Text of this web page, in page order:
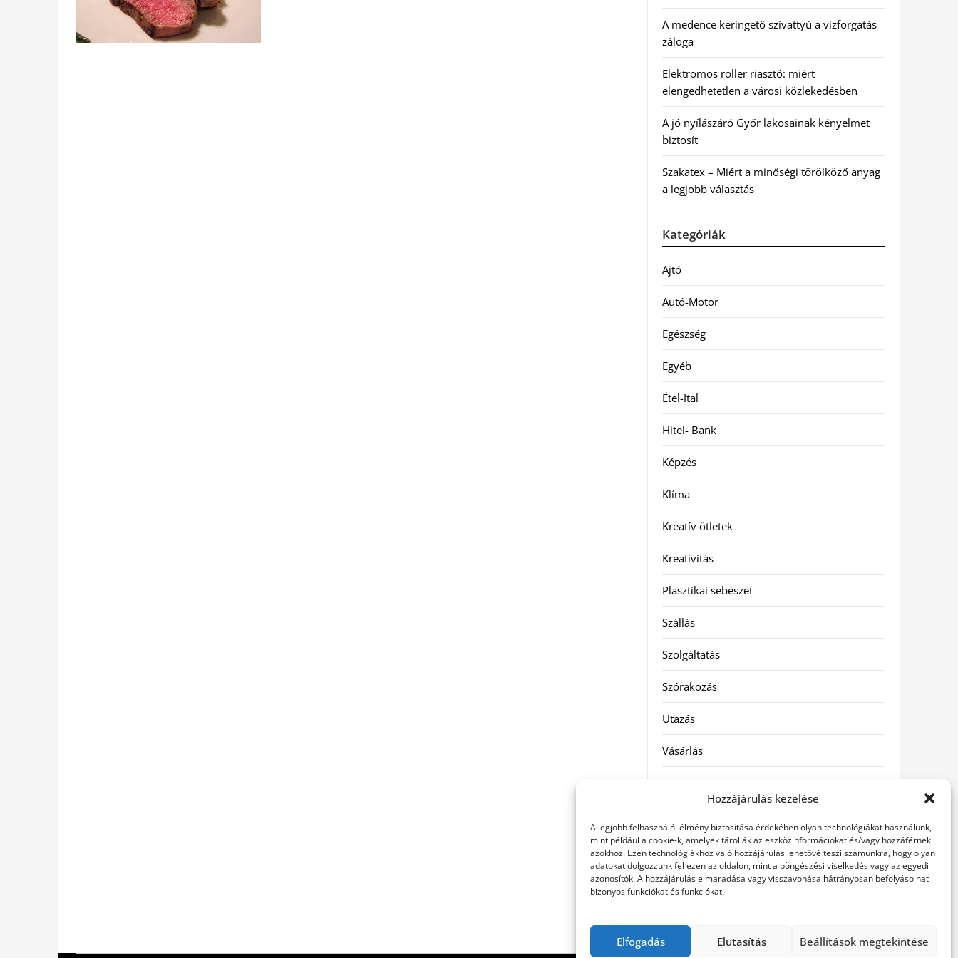
Hozzájárulás kezelése
A legjobb felhasználói élmény biztosítása érdekében olyan technológiákat használunk,
mint például a cookie-k, amelyek tárolják az eszközinformációkat és/vagy hozzáférnek
azokhoz. Ezen technológiákhoz való hozzájárulás lehetővé teszi számunkra, hogy olyan
adatokat dolgozzunk fel ezen az oldalon, mint a böngészési viselkedés vagy az egyedi
azonosítók. A hozzájárulás elmaradása vagy visszavonása hátrányosan befolyásolhat
bizonyos funkciókat és funkciókat.
Elfogadás Elutasítás Beállítások megtekintése
A medence keringető szivattyú a vízforgatás
záloga
Elektromos roller riasztó: miért
elengedhetetlen a városi közlekedésben
A jó nyílászáró Győr lakosainak kényelmet
biztosít
Szakatex – Miért a minőségi törölköző anyag
a legjobb választás
Kategóriák
Ajtó
Autó-Motor
Egészség
Egyéb
Étel-Ital
Hitel- Bank
Képzés
Klíma
Kreatív ötletek
Kreativitás
Plasztikai sebészet
Szállás
Szolgáltatás
Szórakozás
Utazás
Vásárlás
Címkék
hátfájás kezelése